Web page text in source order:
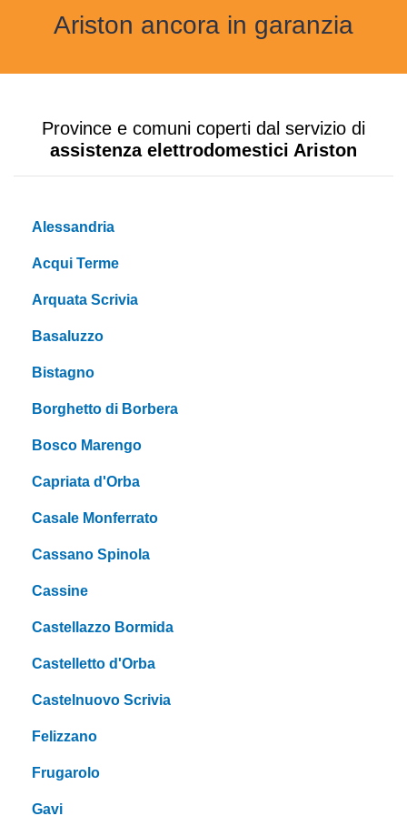
Ariston ancora in garanzia
Province e comuni coperti dal servizio di
assistenza elettrodomestici Ariston
Alessandria
Acqui Terme
Arquata Scrivia
Basaluzzo
Bistagno
Borghetto di Borbera
Bosco Marengo
Capriata d'Orba
Casale Monferrato
Cassano Spinola
Cassine
Castellazzo Bormida
Castelletto d'Orba
Castelnuovo Scrivia
Felizzano
Frugarolo
Gavi